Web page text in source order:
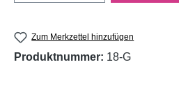
Zum Merkzettel hinzufügen
Produktnummer: 18-G